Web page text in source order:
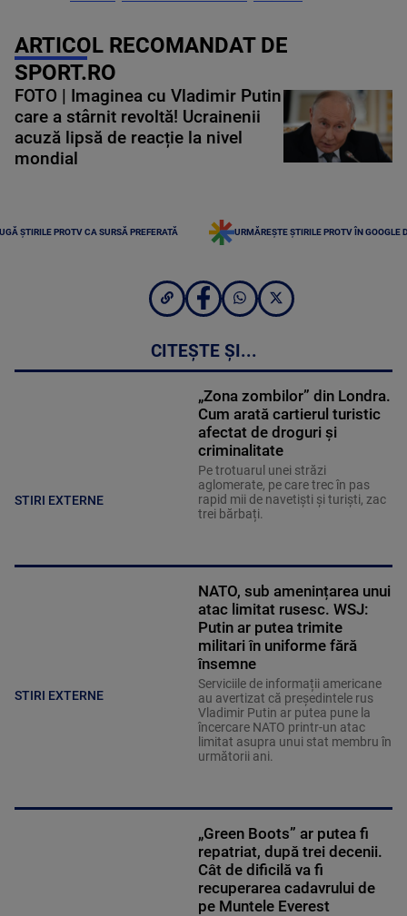
ARTICOL RECOMANDAT DE
SPORT.RO
FOTO | Imaginea cu Vladimir Putin
care a stârnit revoltă! Ucrainenii
acuză lipsă de reacție la nivel
mondial
ȘTIRILE PROTV CA SURSĂ PREFERATĂ URMĂREȘTE ȘTIRILE PROTV ÎN GOOGLE
CITEȘTE ȘI...
STIRI EXTERNE
„Zona zombilor” din Londra.
Cum arată cartierul turistic
afectat de droguri și
criminalitate
Pe trotuarul unei străzi
aglomerate, pe care trec în pas
rapid mii de navetiști și turiști, zac
trei bărbați.
STIRI EXTERNE
NATO, sub amenințarea unui
atac limitat rusesc. WSJ:
Putin ar putea trimite
militari în uniforme fără
însemne
Serviciile de informații americane
au avertizat că președintele rus
Vladimir Putin ar putea pune la
încercare NATO printr-un atac
limitat asupra unui stat membru în
următorii ani.
„Green Boots” ar putea fi
repatriat, după trei decenii.
Cât de dificilă va fi
recuperarea cadavrului de
pe Muntele Everest